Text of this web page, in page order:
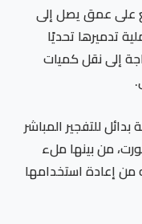
على عمق يصل إلى
تدميرها تحديًا
إلى نقل كميات
للتفجير المباشر
من بينها ملء
من إعادة استخدامها